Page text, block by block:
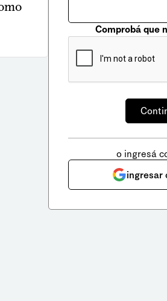
Comprobá que
o ingresá
ingresar